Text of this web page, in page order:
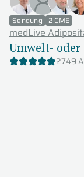
Sendung 2 CME
medLive
Umwelt-
2749